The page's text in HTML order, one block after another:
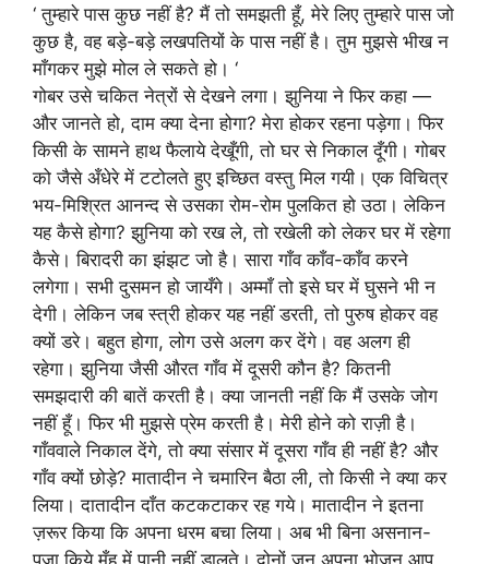
‘ तुम्हारे पास कुछ नहीं है? मैं तो समझती हूँ, मेरे लिए तुम्हारे पास जो
कुछ है, वह बड़े-बड़े लखपतियों के पास नहीं है। तुम मुझसे भीख न
माँगकर मुझे मोल ले सकते हो। ‘
गोबर उसे चकित नेत्रों से देखने लगा। झुनिया ने फिर कहा —
और जानते हो, दाम क्या देना होगा? मेरा होकर रहना पड़ेगा। फिर
किसी के सामने हाथ फैलाये देखूँगी, तो घर से निकाल दूँगी। गोबर
को जैसे अँधेरे में टटोलते हुए इच्छित वस्तु मिल गयी। एक विचित्र
भय-मिश्रित आनन्द से उसका रोम-रोम पुलकित हो उठा। लेकिन
यह कैसे होगा? झुनिया को रख ले, तो रखेली को लेकर घर में रहेगा
कैसे। बिरादरी का झंझट जो है। सारा गाँव काँव-काँव करने
लगेगा। सभी दुसमन हो जायँगे। अम्माँ तो इसे घर में घुसने भी न
देगी। लेकिन जब स्त्री होकर यह नहीं डरती, तो पुरुष होकर वह
क्यों डरे। बहुत होगा, लोग उसे अलग कर देंगे। वह अलग ही
रहेगा। झुनिया जैसी औरत गाँव में दूसरी कौन है? कितनी
समझदारी की बातें करती है। क्या जानती नहीं कि मैं उसके जोग
नहीं हूँ। फिर भी मुझसे प्रेम करती है। मेरी होने को राज़ी है।
गाँववाले निकाल देंगे, तो क्या संसार में दूसरा गाँव ही नहीं है? और
गाँव क्यों छोड़े? मातादीन ने चमारिन बैठा ली, तो किसी ने क्या कर
लिया। दातादीन दाँत कटकटाकर रह गये। मातादीन ने इतना
ज़रूर किया कि अपना धरम बचा लिया। अब भी बिना असनान-
पूजा किये मुँह में पानी नहीं डालते। दोनों जून अपना भोजन आप